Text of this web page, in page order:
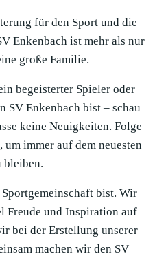
für den Sport und die
Enkenbach ist mehr als nur
große Familie.
begeisterter Spieler oder
SV Enkenbach bist – schau
keine Neuigkeiten. Folge
immer auf dem neuesten
bleiben.
bist. Wir
Freude und Inspiration auf
bei der Erstellung unserer
machen wir den SV